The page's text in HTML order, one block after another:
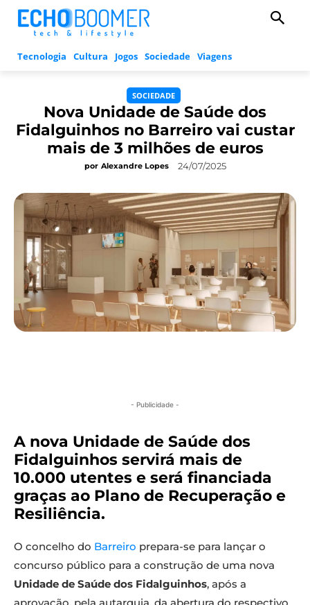
Tecnologia Cultura Jogos Sociedade Viagens
SOCIEDADE
Nova Unidade de Saúde dos
Fidalguinhos no Barreiro vai custar
mais de 3 milhões de euros
por Alexandre Lopes 24/07/2025
- Publicidade -
A nova Unidade de Saúde dos
Fidalguinhos servirá mais de
10.000 utentes e será financiada
graças ao Plano de Recuperação e
Resiliência.
O concelho do Barreiro prepara-se para lançar o
concurso público para a construção de uma nova
Unidade de Saúde dos Fidalguinhos, após a